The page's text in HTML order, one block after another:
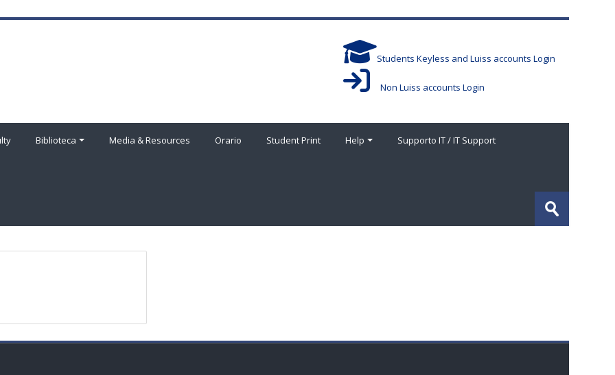
Students Keyless and Luiss accounts Login
Non Luiss accounts Login
Biblioteca Media & Resources Orario Student Print Help Supporto IT / IT Support
Invia